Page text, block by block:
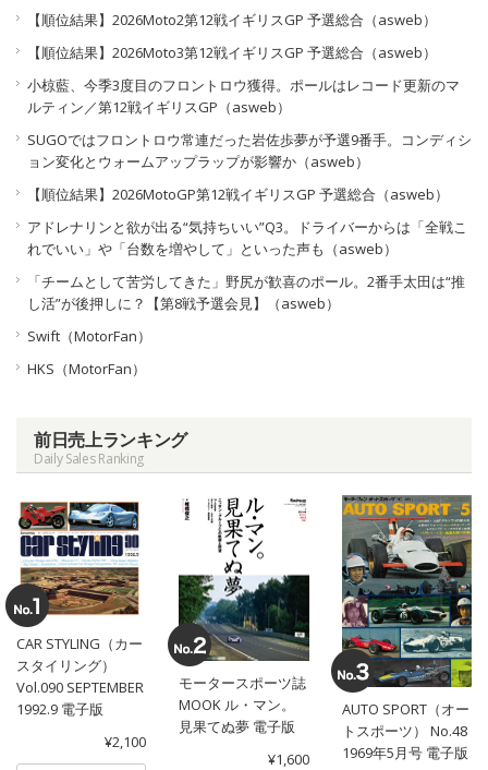
【順位結果】2026Moto2第12戦イギリスGP 予選総合（asweb）
【順位結果】2026Moto3第12戦イギリスGP 予選総合（asweb）
小椋藍、今季3度目のフロントロウ獲得。ポールはレコード更新のマ
ルティン／第12戦イギリスGP（asweb）
SUGOではフロントロウ常連だった岩佐歩夢が予選9番手。コンディシ
ョン変化とウォームアップラップが影響か（asweb）
【順位結果】2026MotoGP第12戦イギリスGP 予選総合（asweb）
アドレナリンと欲が出る“気持ちいい”Q3。ドライバーからは「全戦こ
れでいい」や「台数を増やして」といった声も（asweb）
「チームとして苦労してきた」野尻が歓喜のポール。2番手太田は“推
し活”が後押しに？【第8戦予選会見】（asweb）
Swift（MotorFan）
HKS（MotorFan）
前日売上ランキング
Daily Sales Ranking
CAR STYLING（カー
スタイリング）
Vol.090 SEPTEMBER
1992.9 電子版
¥2,100
モータースポーツ誌
MOOK ル・マン。
見果てぬ夢 電子版
¥1,600
AUTO SPORT（オー
トスポーツ） No.48
1969年5月号 電子版